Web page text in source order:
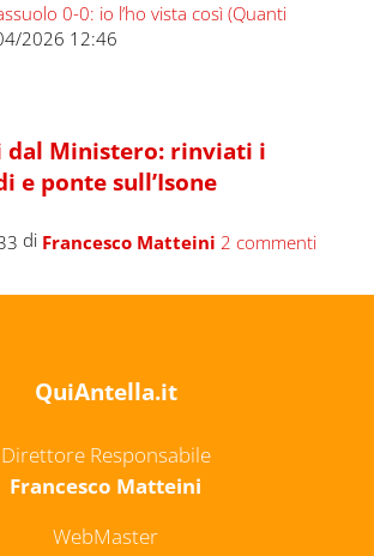
0-0: io l’ho vista così (Quanti
2026 12:46
dal Ministero: rinviati i
e ponte sull’Isone
di Francesco Matteini 2 commenti
QuiAntella.it
Direttore Responsabile
Francesco Matteini
WebMaster